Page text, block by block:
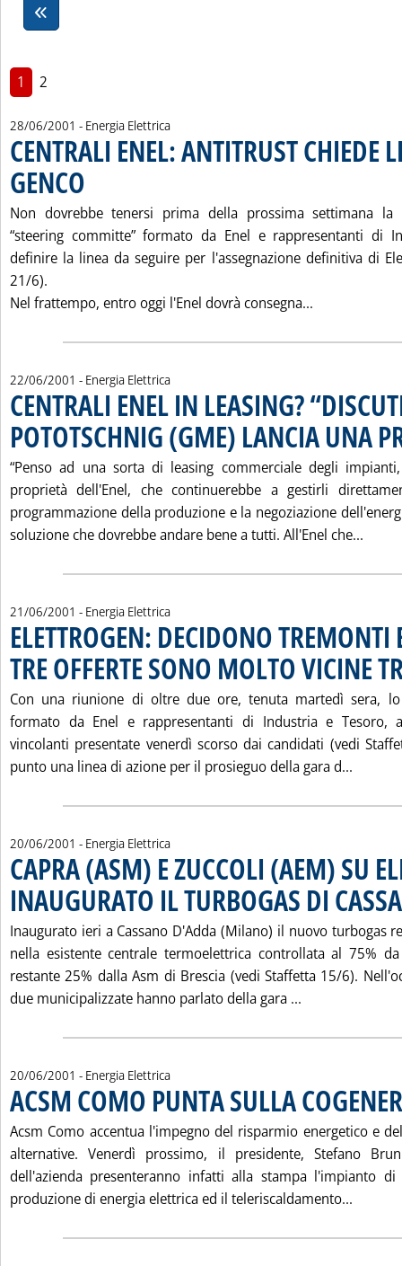
1 2
28/06/2001 - Energia Elettrica
CENTRALI ENEL: ANTITRUST CHIEDE
GENCO
Non dovrebbe tenersi prima della prossima settimana
“steering committe” formato da Enel e rappresentanti di
definire la linea da seguire per l'assegnazione definitiva di
21/6).
Nel frattempo, entro oggi l'Enel dovrà consegna...
22/06/2001 - Energia Elettrica
CENTRALI ENEL IN LEASING?
POTOTSCHNIG (GME) LANCIA UNA
“Penso ad una sorta di leasing commerciale degli
proprietà dell'Enel, che continuerebbe a gestirli
programmazione della produzione e la negoziazione
soluzione che dovrebbe andare bene a tutti. All'Enel che...
21/06/2001 - Energia Elettrica
ELETTROGEN: DECIDONO
TRE OFFERTE SONO MOLTO VICINE
Con una riunione di oltre due ore, tenuta martedì sera, lo
formato da Enel e rappresentanti di Industria e Tesoro,
vincolanti presentate venerdì scorso dai candidati (vedi
punto una linea di azione per il prosieguo della gara d...
20/06/2001 - Energia Elettrica
CAPRA (ASM) E ZUCCOLI (AEM) SU
INAUGURATO IL TURBOGAS DI
Inaugurato ieri a Cassano D'Adda (Milano) il nuovo turbogas
nella esistente centrale termoelettrica controllata al 75%
restante 25% dalla Asm di Brescia (vedi Staffetta 15/6).
due municipalizzate hanno parlato della gara ...
20/06/2001 - Energia Elettrica
ACSM COMO PUNTA SULLA
Acsm Como accentua l'impegno del risparmio energetico e
alternative. Venerdì prossimo, il presidente, Stefano
dell'azienda presenteranno infatti alla stampa l'impianto di
produzione di energia elettrica ed il teleriscaldamento...